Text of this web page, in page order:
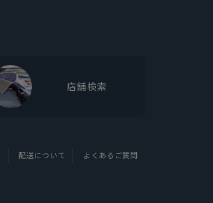
店舗検索
配送について よくあるご質問